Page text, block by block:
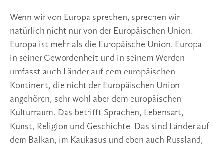
Wenn wir von Europa sprechen, sprechen wir
natürlich nicht nur von der Europäischen Union.
Europa ist mehr als die Europäische Union. Europa
in seiner Gewordenheit und in seinem Werden
umfasst auch Länder auf dem europäischen
Kontinent, die nicht der Europäischen Union
angehören, sehr wohl aber dem europäischen
Kulturraum. Das betrifft Sprachen, Lebensart,
Kunst, Religion und Geschichte. Das sind Länder auf
dem Balkan, im Kaukasus und eben auch Russland,